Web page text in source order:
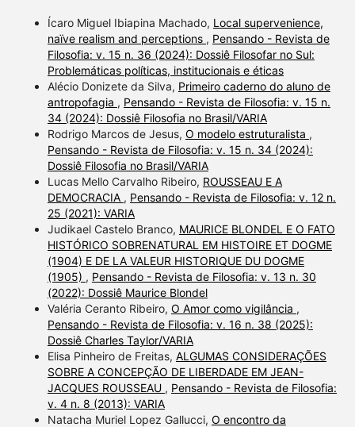
Ícaro Miguel Ibiapina Machado, Local supervenience,
naïve realism and perceptions , Pensando - Revista de
Filosofia: v. 15 n. 36 (2024): Dossiê Filosofar no Sul:
Problemáticas políticas, institucionais e éticas
Alécio Donizete da Silva, Primeiro caderno do aluno de
antropofagia , Pensando - Revista de Filosofia: v. 15 n.
34 (2024): Dossiê Filosofia no Brasil/VARIA
Rodrigo Marcos de Jesus, O modelo estruturalista ,
Pensando - Revista de Filosofia: v. 15 n. 34 (2024):
Dossiê Filosofia no Brasil/VARIA
Lucas Mello Carvalho Ribeiro, ROUSSEAU E A
DEMOCRACIA , Pensando - Revista de Filosofia: v. 12 n.
25 (2021): VARIA
Judikael Castelo Branco, MAURICE BLONDEL E O FATO
HISTÓRICO SOBRENATURAL EM HISTOIRE ET DOGME
(1904) E DE LA VALEUR HISTORIQUE DU DOGME
(1905) , Pensando - Revista de Filosofia: v. 13 n. 30
(2022): Dossiê Maurice Blondel
Valéria Ceranto Ribeiro, O Amor como vigilância ,
Pensando - Revista de Filosofia: v. 16 n. 38 (2025):
Dossiê Charles Taylor/VARIA
Elisa Pinheiro de Freitas, ALGUMAS CONSIDERAÇÕES
SOBRE A CONCEPÇÃO DE LIBERDADE EM JEAN-
JACQUES ROUSSEAU , Pensando - Revista de Filosofia:
v. 4 n. 8 (2013): VARIA
Natacha Muriel Lopez Gallucci, O encontro da